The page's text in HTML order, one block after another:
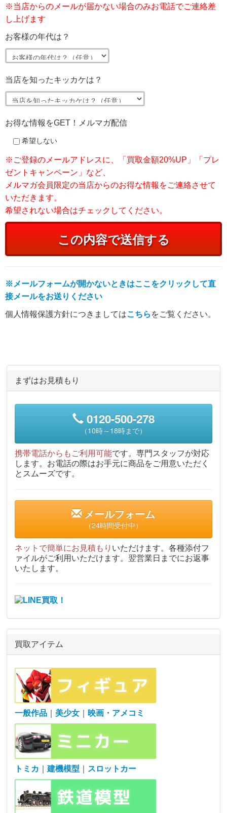
※当店からのメールが届かない場合のみお電話でご連絡差
し上げます
お客様の年代は？
当店を知ったキッカケは？
お得な情報をGET！メルマガ配信
希望しない
※ご登録のメールアドレスに、「買取金額20%UP」「プレ
ゼントキャンペーン」など、
メルマガ会員限定の当店からのお得な情報をご連絡させて
いただきます。
希望されない場合はチェックしてください。
※メールフォームが開かないときはここをクリックして直
接メールをお送りください
個人情報保護方針につきましてはこちら をご覧ください。
まずはお見積もり
0120-500-278
（10時～18時まで）
携帯電話からもご利用可能です。専門スタッフが対応
します。お電話の際はお手元に商品をご用意いただく
とスムーズです。
メールフォーム
（24時間受付中）
ネットで簡単にお見積もり いただけます。各種添付フ
ァイルがご利用いただけます。翌営業日までにお返事
いたします。
買取アイテム
一般作品 美少女 映画・アメコミ
トミカ ｜建機模型 スロットカー